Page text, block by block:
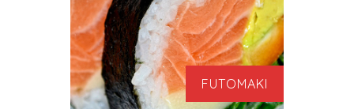
FUTOMAKI